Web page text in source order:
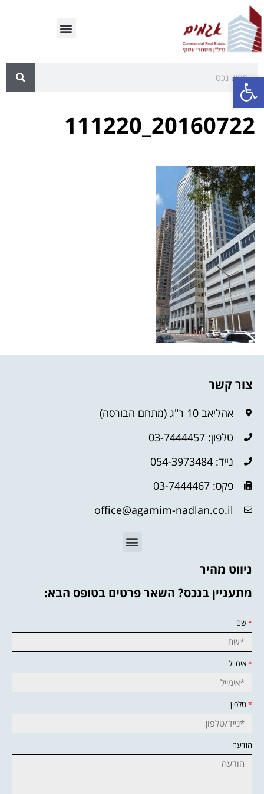
20160722_111220
צור קשר
אהליאב 10 ר"ג (מתחם הבורסה)
טלפון: 03-7444457
נייד: 054-3973484
פקס: 03-7444467
office@agamim-nadlan.co.il
ניווט מהיר
מתעניין בנכס? השאר פרטים בטופס הבא:
*שם
*אימייל
*טלפון
הודעה
פתח סרגל נגישות